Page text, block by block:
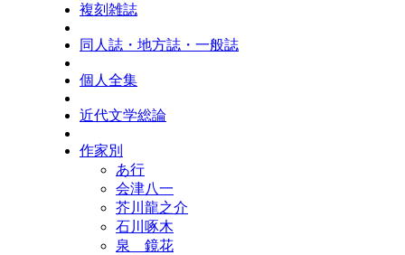
複刻雑誌
同人誌・地方誌・一般誌
個人全集
近代文学総論
作家別
あ行
会津八一
芥川龍之介
石川啄木
泉 鏡花